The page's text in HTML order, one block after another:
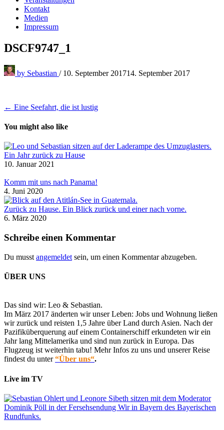
Kontakt
Medien
Impressum
DSCF9747_1
by Sebastian / 10. September 201714. September 2017
Beitragsnavigation
← Eine Seefahrt, die ist lustig
You might also like
Ein Jahr zurück zu Hause
10. Januar 2021
Komm mit uns nach Panama!
4. Juni 2020
Zurück zu Hause. Ein Blick zurück und einer nach vorne.
6. März 2020
Schreibe einen Kommentar
Du musst angemeldet sein, um einen Kommentar abzugeben.
ÜBER UNS
Das sind wir: Leo & Sebastian.
Im März 2017 änderten wir unser Leben: Jobs und Wohnung ließen
wir zurück und reisten 1,5 Jahre über Land durch Asien. Nach der
Pazifiküberquerung auf einem Containerschiff erkundeten wir ein
Jahr lang Mittelamerika und sind nun zurück in Europa. Das
Flugzeug ist weiterhin tabu! Mehr Infos zu uns und unserer Reise
findest du unter“Über uns“.
Live im TV